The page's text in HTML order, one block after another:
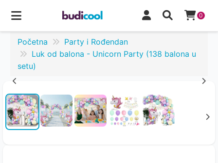
0
Početna
Party i Rođendan
Luk od balona - Unicorn Party (138 balona u
setu)